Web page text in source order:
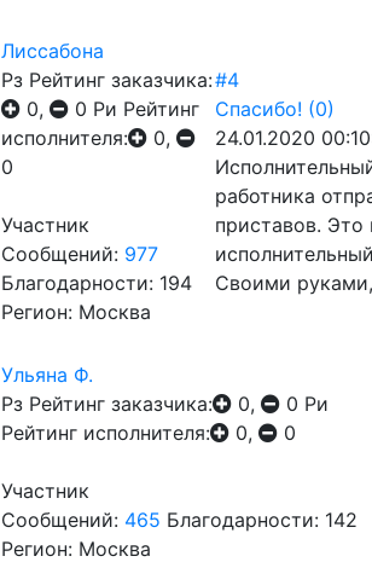
Лиссабона
Рз Рейтинг заказчика:
0,
0 Ри Рейтинг
исполнителя:
0,
0
Участник
Сообщений: 977
Благодарности: 194
Регион: Москва
#4
Спасибо! (0)
24.01.2020
работника
приставов.
Своими
Ульяна Ф.
Рз Рейтинг заказчика: 0, 0 Ри
Рейтинг исполнителя:
0, 0
Участник
Сообщений: 465 Благодарности: 142
Регион: Москва